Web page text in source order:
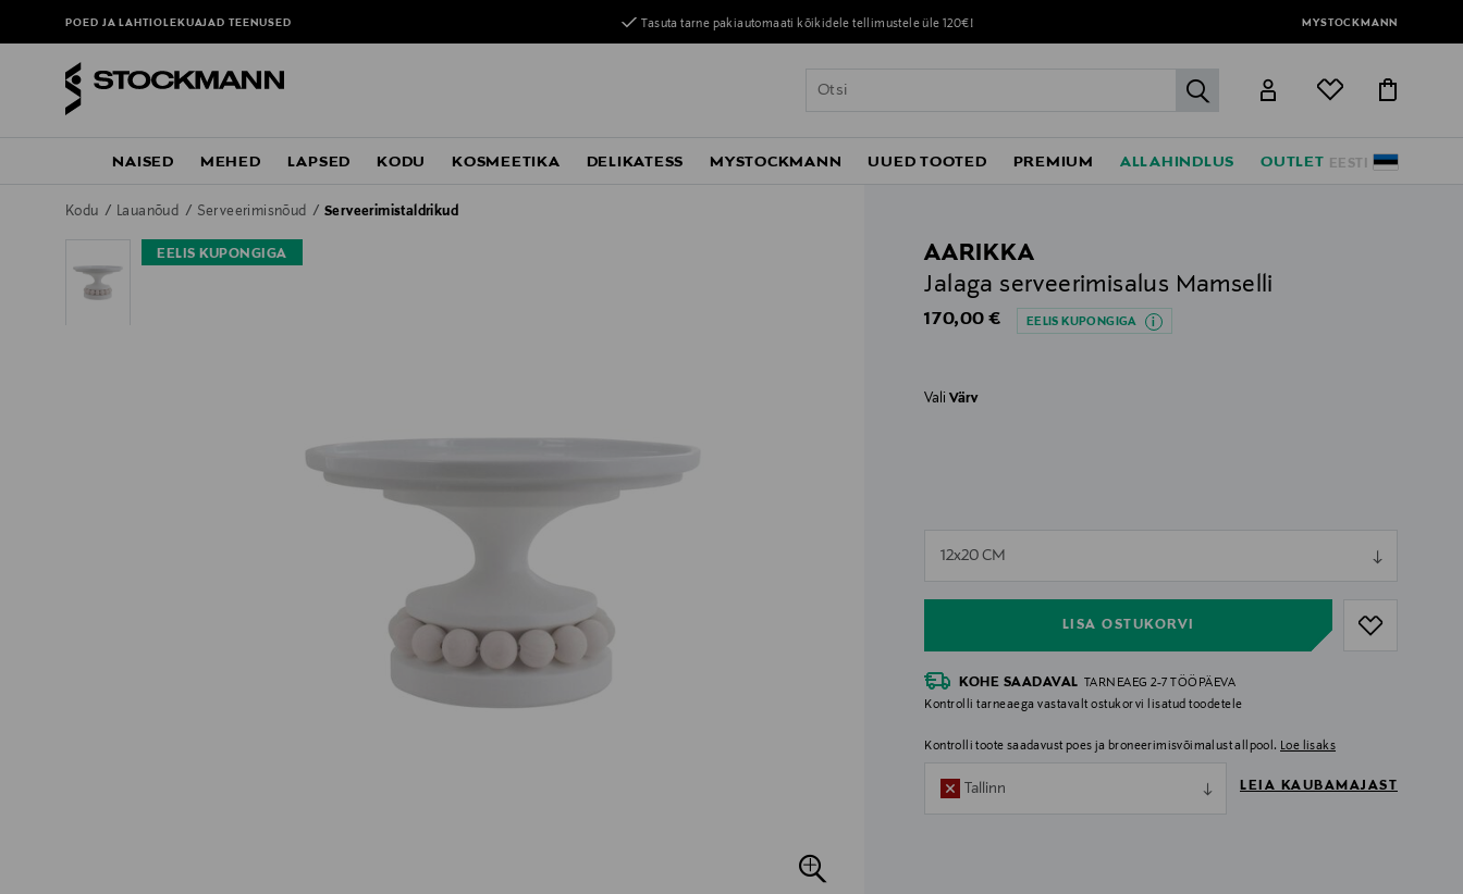
POED JA LAHTIOLEKUAJADTEENUSED Tasuta tarne pakiautomaati kõikidele tellimustele üle 120€! MYSTOCKMANN
label.header.go
EESTI
NAISED MEHED LAPSED KODU KOSMEETIKA DELIKATESS MYSTOCKMANN UUED TOOTED PREMIUM ALLAHINDLUS OUTLET
Kodu Lauanõud Serveerimisnõud Serveerimistaldrikud
EELIS KUPONGIGA
AARIKKA
Jalaga serveerimisalus Mamselli
Original Price
170,00 € EELIS KUPONGIGA
ValiVärv
12x20 CM
LISA OSTUKORVI
null
KOHE SAADAVAL
TARNEAEG 2-7 TÖÖPÄEVA
Kontrolli tarneaega vastavalt ostukorvi lisatud toodetele
Kontrolli toote saadavust poes ja broneerimisvõimalust allpool. Loe lisaks
Tallinn LEIA KAUBAMAJAST